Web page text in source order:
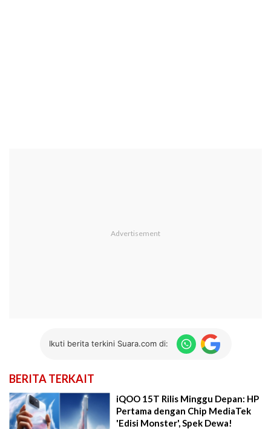
Ikuti berita terkini Suara.com di:
BERITA TERKAIT
iQOO 15T Rilis Minggu Depan: HP
Pertama dengan Chip MediaTek
'Edisi Monster', Spek Dewa!